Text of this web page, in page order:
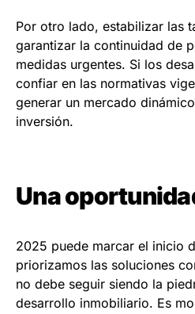
Por otro lado, estabilizar las
garantizar la continuidad de
medidas urgentes. Si los
confiar en las normativas
generar un mercado
inversión.
Una
2025 puede marcar el inicio
priorizamos las soluciones
no debe seguir siendo la
desarrollo inmobiliario. Es